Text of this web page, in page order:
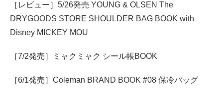
［レビュー］5/26発売 YOUNG & OLSEN The
DRYGOODS STORE SHOULDER BAG BOOK with
Disney MICKEY MOU
［7/2発売］ミャクミャク シール帳BOOK
［6/1発売］Coleman BRAND BOOK #08 保冷バッグ